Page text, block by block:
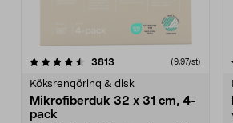
3813 (9,97/st)
Köksrengöring & disk
Mikrofiberduk 32 x 31 cm, 4-
pack
4.0av 5 stjärnor